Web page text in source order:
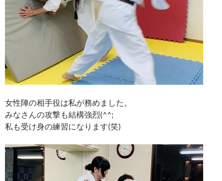
女性陣の相手役は私が務めました。
みなさんの攻撃も結構強烈(^^;
私も受け身の練習になります(笑)